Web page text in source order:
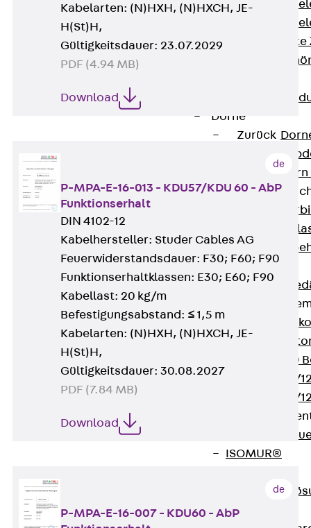
Abschalelemente
Dorne
Zurück
Querkraftdorn
Wärmedämmung
Zurück
ISOPRO®
ISOPRO® 120
ISOPRO® 80/
ISOPRO® 80/
ISOMUR®
Digitale
Software
Kabelarten: (N)HXH, (N)HXCH, JE-
H(St)H,
Gültigkeitsdauer: 23.07.2029
PDF (4.94 MB)
Download
de
P-MPA-E-16-013 - KDU57/KDU 60 - AbP
Funktionserhalt
DIN 4102-12
Kabelhersteller: Studer Cables AG
Feuerwiderstandsdauer: F30; F60; F90
Funktionserhaltklassen: E30; E60; F90
Kabellast: 20 kg/m
Befestigungsabstand: ≤ 1,5 m
Kabelarten: (N)HXH, (N)HXCH, JE-
H(St)H,
Gültigkeitsdauer: 30.08.2027
PDF (7.84 MB)
Download
de
P-MPA-E-16-007 - KDU60 - AbP